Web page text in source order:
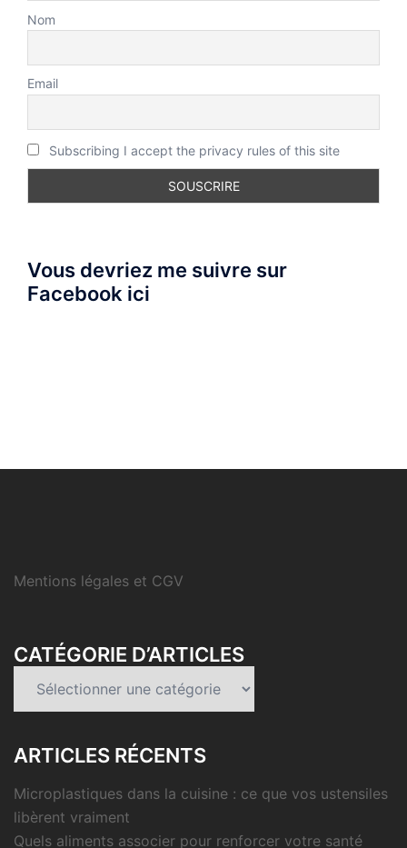
Nom
Email
Subscribing I accept the privacy rules of this site
Vous devriez me suivre sur
Facebook ici
Mentions légales et CGV
CATÉGORIE D’ARTICLES
ARTICLES RÉCENTS
Microplastiques dans la cuisine : ce que vos ustensiles
libèrent vraiment
Quels aliments associer pour renforcer votre santé